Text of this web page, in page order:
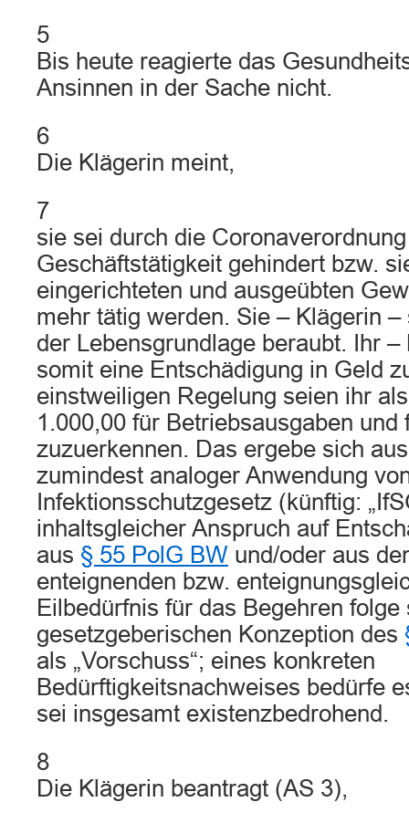
5
Bis heute reagierte das
Ansinnen in der Sache nicht.
6
Die Klägerin meint,
7
sie sei durch die
Geschäftstätigkeit gehindert bzw.
eingerichteten und ausgeübten
mehr tätig werden. Sie – Klägerin
der Lebensgrundlage beraubt. Ihr
somit eine Entschädigung in Geld
einstweiligen Regelung seien ihr
1.000,00 für Betriebsausgaben und
zuzuerkennen. Das ergebe sich
zumindest analoger Anwendung
Infektionsschutzgesetz (künftig:
inhaltsgleicher Anspruch auf
aus § 55 PolG BW und/oder aus
enteignenden bzw.
Eilbedürfnis für das Begehren folge
gesetzgeberischen Konzeption des
als „Vorschuss“; eines konkreten
Bedürftigkeitsnachweises bedürfe
sei insgesamt existenzbedrohend.
8
Die Klägerin beantragt (AS 3),